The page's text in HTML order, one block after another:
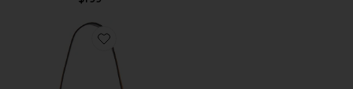
Favorite LUNA 크로스백